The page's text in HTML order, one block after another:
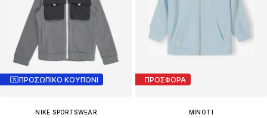
ΠΡΟΣΩΠΙΚΟ ΚΟΥΠΟΝΙ
NIKE SPORTSWEAR
ΠΡΟΣΦΟΡΑ
MINOTI